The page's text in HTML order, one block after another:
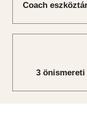
Coach
3